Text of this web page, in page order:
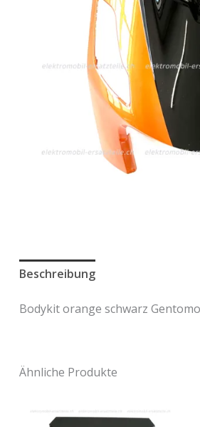
Beschreibung
Bodykit orange schwarz
Ähnliche Produkte